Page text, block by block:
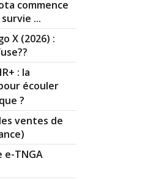
commence
...
X (2026) :
: la
écouler
?
ventes de
e-TNGA